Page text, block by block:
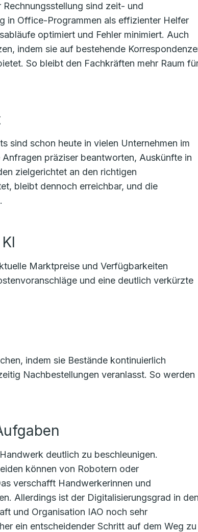
sind zeit- und
in Office-Programmen als effizienter Helfer
optimiert und Fehler minimiert. Auch
indem sie auf bestehende
So bleibt den Fachkräften mehr Raum
sind schon heute in vielen Unternehmen im
präziser beantworten, Auskünfte in
zielgerichtet an den richtigen
bleibt dennoch erreichbar, und die
Marktpreise und Verfügbarkeiten
und eine deutlich verkürzte
indem sie Bestände kontinuierlich
Nachbestellungen veranlasst. So werden
deutlich zu beschleunigen.
können von Robotern oder
verschafft Handwerkerinnen und
Allerdings ist der Digitalisierungsgrad in den
und Organisation IAO noch sehr
ein entscheidender Schritt auf dem Weg zu